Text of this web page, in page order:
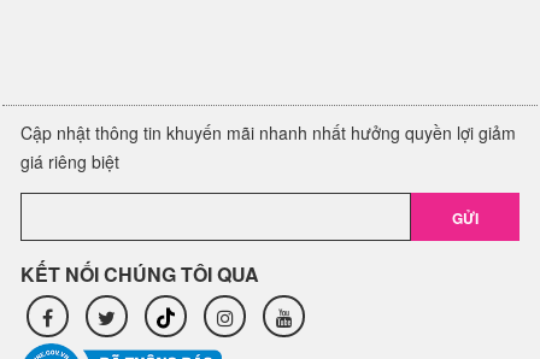
Cập nhật thông tin khuyến mãi nhanh nhất hưởng quyền lợi giảm
giá riêng biệt
GỬI
KẾT NỐI CHÚNG TÔI QUA